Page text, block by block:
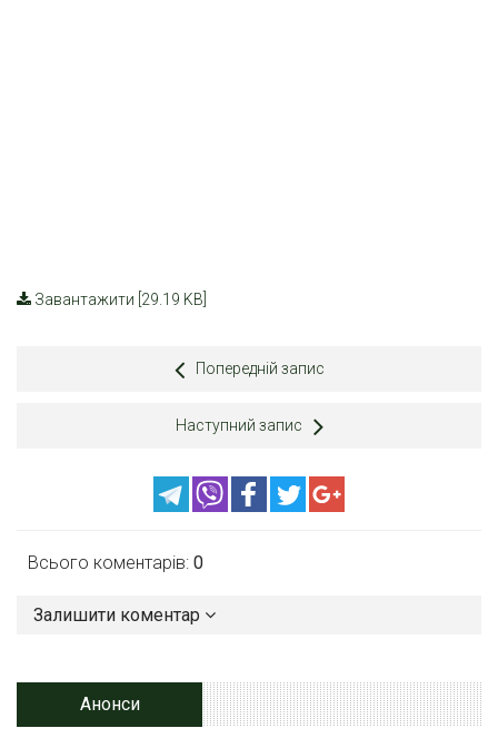
Завантажити [29.19 KB]
Попередній запис
Наступний запис
Всього коментарів: 0
Залишити коментар
Анонси